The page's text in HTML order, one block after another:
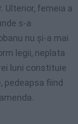
Ulterior, femeia a
s-a
nu şi-a mai
legii, neplata
luni constituie
pedeapsa fiind